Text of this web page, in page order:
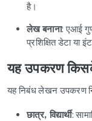
है।
लेख बनाना: एआई
प्रशिक्षित डेटा या
यह उपकरण
यह निबंध लेखन उपकरण
छात्र, विद्यार्थी: